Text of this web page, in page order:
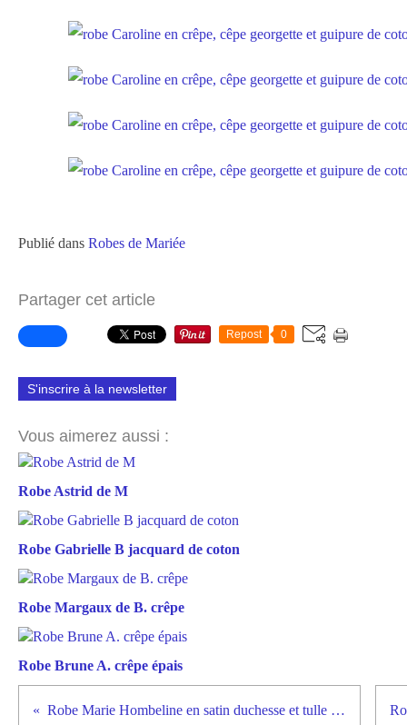
Publié dans Robes de Mariée
Partager cet article
Repost 0
S'inscrire à la newsletter
Vous aimerez aussi :
Robe Astrid de M
Robe Gabrielle B jacquard de coton
Robe Margaux de B. crêpe
Robe Brune A. crêpe épais
Robe Marie Hombeline en satin duchesse et tulle brodé